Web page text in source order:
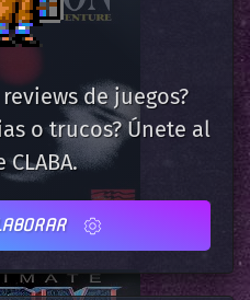
de juegos?
o trucos? Únete al